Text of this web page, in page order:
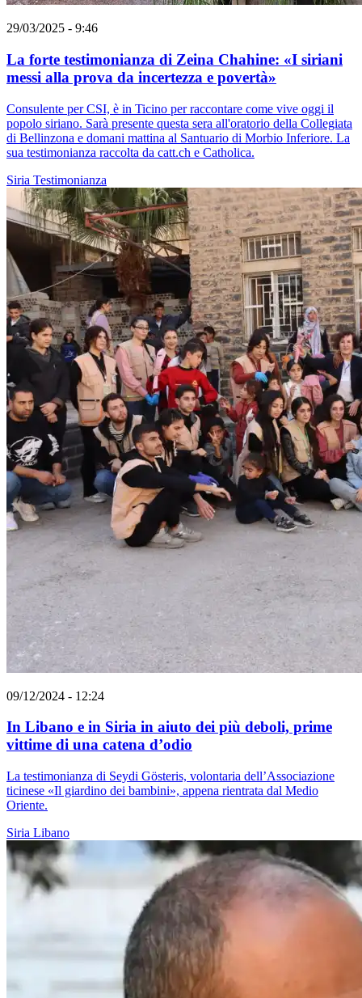
29/03/2025 - 9:46
La forte testimonianza di Zeina Chahine: «I siriani
messi alla prova da incertezza e povertà»
Consulente per CSI, è in Ticino per raccontare come vive oggi il
popolo siriano. Sarà presente questa sera all'oratorio della Collegiata
di Bellinzona e domani mattina al Santuario di Morbio Inferiore. La
sua testimonianza raccolta da catt.ch e Catholica.
Siria Testimonianza
09/12/2024 - 12:24
In Libano e in Siria in aiuto dei più deboli, prime
vittime di una catena d’odio
La testimonianza di Seydi Gösteris, volontaria dell’Associazione
ticinese «Il giardino dei bambini», appena rientrata dal Medio
Oriente.
Siria Libano